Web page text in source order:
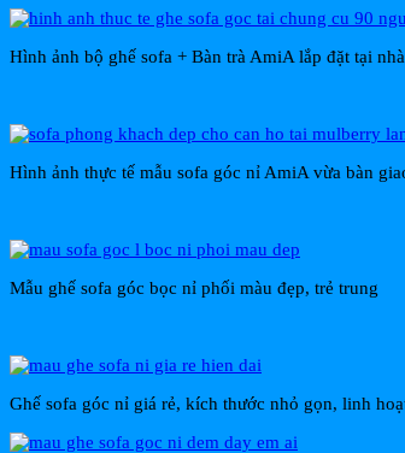
Hình ảnh bộ ghế sofa + Bàn trà AmiA lắp đặt tại
Hình ảnh thực tế mẫu sofa góc nỉ AmiA vừa bàn
Mẫu ghế sofa góc bọc nỉ phối màu đẹp, trẻ trung
Ghế sofa góc nỉ giá rẻ, kích thước nhỏ gọn, linh